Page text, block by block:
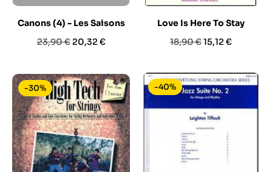
Canons (4) - Les Saisons
Prezzo
23,90 € Prezzo
20,32 €
Love Is Here To Stay
Prezzo
18,90 €Prezzo
15,12 €
-30% -40%